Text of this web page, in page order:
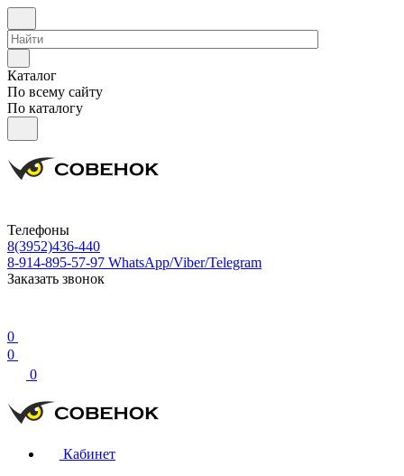
Каталог
По всему сайту
По каталогу
Телефоны
8(3952)436-440
8-914-895-57-97 WhatsApp/Viber/Telegram
Заказать звонок
0
0
0
Кабинет